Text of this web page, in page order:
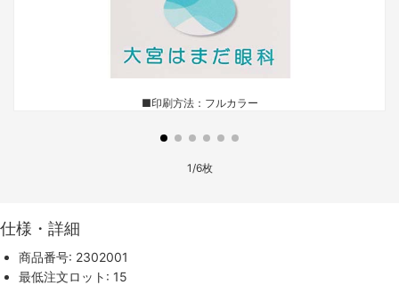
■印刷方法：フルカラー
1/6枚
仕様・詳細
商品番号: 2302001
最低注文ロット: 15